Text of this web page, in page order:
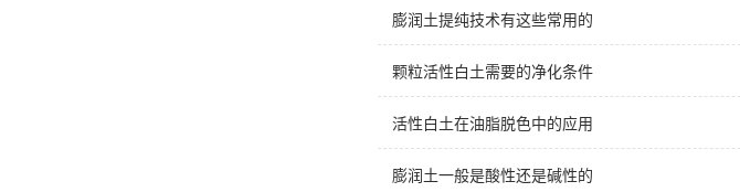
膨润土提纯技术有这些常用的
颗粒活性白土需要的净化条件
活性白土在油脂脱色中的应用
膨润土一般是酸性还是碱性的